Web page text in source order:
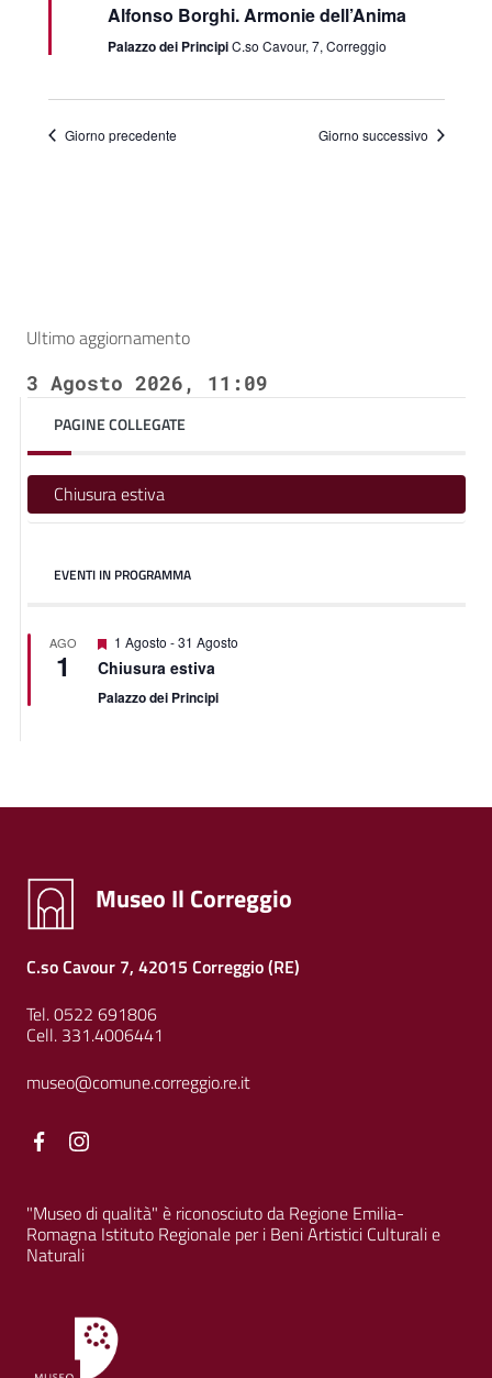
Alfonso Borghi. Armonie dell’Anima
Palazzo dei PrincipiC.so Cavour, 7, Correggio
Giorno precedente Giorno successivo
Ultimo aggiornamento
3 Agosto 2026, 11:09
PAGINE COLLEGATE
Chiusura estiva
EVENTI IN PROGRAMMA
AGO
1
Segnalati
1 Agosto -31 Agosto
Chiusura estiva
Palazzo dei Principi
Museo Il Correggio
C.so Cavour 7, 42015 Correggio (RE)
Tel. 0522 691806
Cell. 331.4006441
museo@comune.correggio.re.it
Facebook
"Museo di qualità" è riconosciuto da Regione Emilia-
Romagna Istituto Regionale per i Beni Artistici Culturali e
Naturali